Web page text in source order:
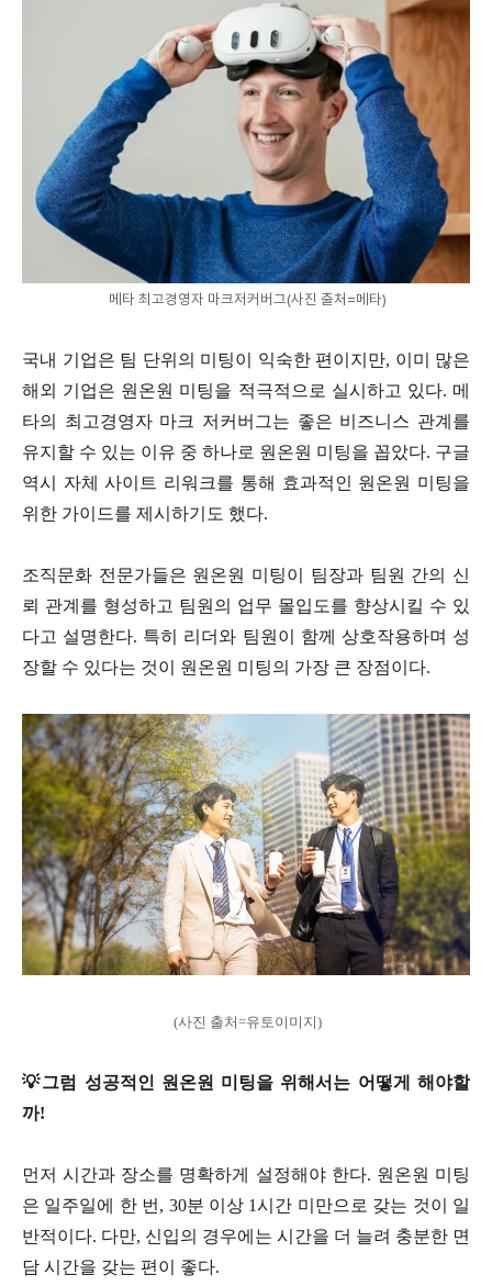
메타 최고경영자 마크저커버그(사진 출처=메타)
국내 기업은 팀 단위의 미팅이 익숙한 편이지만, 이미 많은
해외 기업은 원온원 미팅을 적극적으로 실시하고 있다. 메
타의 최고경영자 마크 저커버그는 좋은 비즈니스 관계를
유지할 수 있는 이유 중 하나로 원온원 미팅을 꼽았다. 구글
역시 자체 사이트 리워크를 통해 효과적인 원온원 미팅을
위한 가이드를 제시하기도 했다.
조직문화 전문가들은 원온원 미팅이 팀장과 팀원 간의 신
뢰 관계를 형성하고 팀원의 업무 몰입도를 향상시킬 수 있
다고 설명한다. 특히 리더와 팀원이 함께 상호작용하며 성
장할 수 있다는 것이 원온원 미팅의 가장 큰 장점이다.
(사진 출처=유토이미지)
💡그럼 성공적인 원온원 미팅을 위해서는 어떻게 해야할
까!
먼저 시간과 장소를 명확하게 설정해야 한다. 원온원 미팅
은 일주일에 한 번, 30분 이상 1시간 미만으로 갖는 것이 일
반적이다. 다만, 신입의 경우에는 시간을 더 늘려 충분한 면
담 시간을 갖는 편이 좋다.